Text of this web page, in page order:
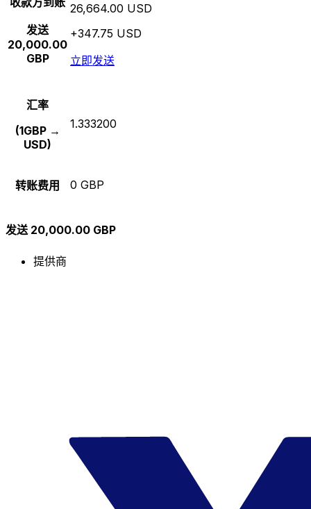
发送
20,000.00
GBP
26,664.00 USD
+347.75 USD
立即发送
汇率
(1GBP →
USD)
1.333200
转账费用 0 GBP
发送 20,000.00 GBP
提供商